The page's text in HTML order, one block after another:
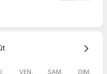
VEN. SAM. DIM.